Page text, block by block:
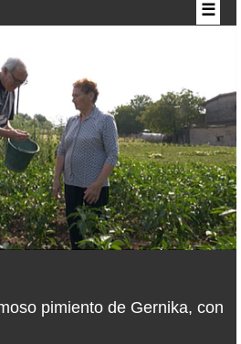
pimiento de Gernika, con
☰